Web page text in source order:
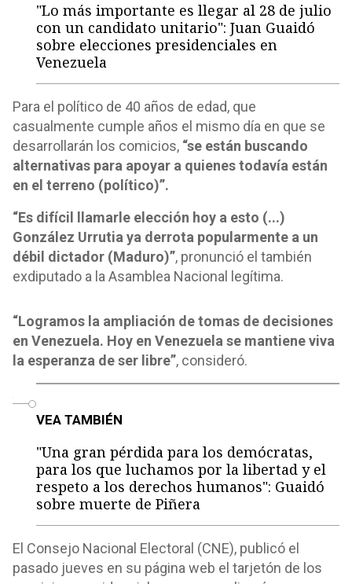
"Lo más importante es llegar al 28 de julio
con un candidato unitario": Juan Guaidó
sobre elecciones presidenciales en
Venezuela
Para el político de 40 años de edad, que
casualmente cumple años el mismo día en que se
desarrollarán los comicios, “se están buscando
alternativas para apoyar a quienes todavía están
en el terreno (político)”.
“Es difícil llamarle elección hoy a esto (...)
González Urrutia ya derrota popularmente a un
débil dictador (Maduro)”, pronunció el también
exdiputado a la Asamblea Nacional legítima.
“Logramos la ampliación de tomas de decisiones
en Venezuela. Hoy en Venezuela se mantiene viva
la esperanza de ser libre”, consideró.
VEA TAMBIÉN
"Una gran pérdida para los demócratas,
para los que luchamos por la libertad y el
respeto a los derechos humanos": Guaidó
sobre muerte de Piñera
El Consejo Nacional Electoral (CNE), publicó el
pasado jueves en su página web el tarjetón de los